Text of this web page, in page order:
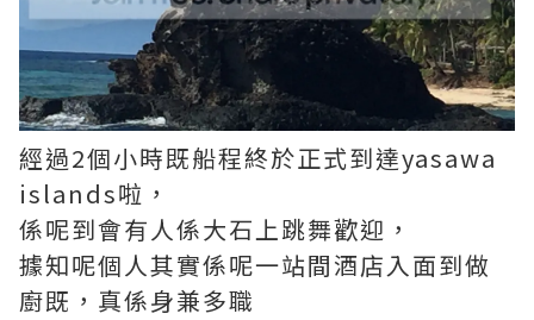
經過2個小時既船程終於正式到達yasawa
islands啦，
係呢到會有人係大石上跳舞歡迎，
據知呢個人其實係呢一站間酒店入面到做
廚既，真係身兼多職